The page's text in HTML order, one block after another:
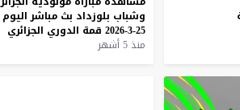
وشباب بلوزداد بث مباشر اليوم
25-3-2026
قمة الدوري الجزائري
منذ 5 أشهر